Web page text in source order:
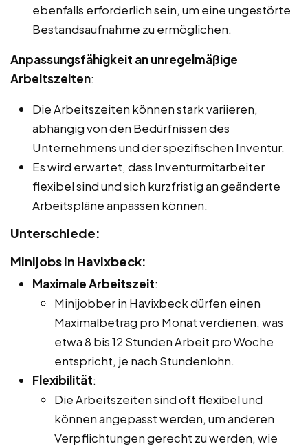
ebenfalls erforderlich sein, um eine ungestörte
Bestandsaufnahme zu ermöglichen.
Anpassungsfähigkeit an unregelmäßige
Arbeitszeiten:
Die Arbeitszeiten können stark variieren,
abhängig von den Bedürfnissen des
Unternehmens und der spezifischen Inventur.
Es wird erwartet, dass Inventurmitarbeiter
flexibel sind und sich kurzfristig an geänderte
Arbeitspläne anpassen können.
Unterschiede:
Minijobs in Havixbeck:
Maximale Arbeitszeit:
Minijobber in Havixbeck dürfen einen
Maximalbetrag pro Monat verdienen, was
etwa 8 bis 12 Stunden Arbeit pro Woche
entspricht, je nach Stundenlohn.
Flexibilität:
Die Arbeitszeiten sind oft flexibel und
können angepasst werden, um anderen
Verpflichtungen gerecht zu werden, wie